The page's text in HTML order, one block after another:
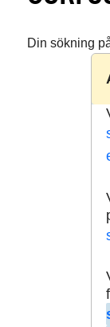
Din sökning